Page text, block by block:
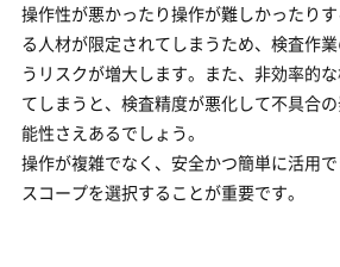
操作性が悪かったり操作が難しかったり
る人材が限定されてしまうため、検査作
うリスクが増大します。また、非効率的
てしまうと、検査精度が悪化して不具合
能性さえあるでしょう。
操作が複雑でなく、安全かつ簡単に活用
スコープを選択することが重要です。